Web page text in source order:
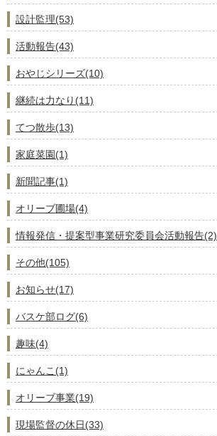
設計監理(53)
活動報告(43)
おやじシリーズ(10)
継続は力なり(11)
てつ散歩(13)
家庭菜園(1)
新聞記事(1)
オリーブ圃場(4)
情報発信・提案型事業研究委員会活動報告(2)
その他(105)
お知らせ(17)
バスケ部ログ(6)
趣味(4)
にゃんこ(1)
オリーブ事業(19)
現場監督の休日(33)